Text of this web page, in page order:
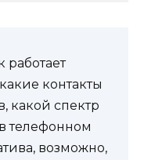
работает
контакты
какой спектр
телефонном
возможно,